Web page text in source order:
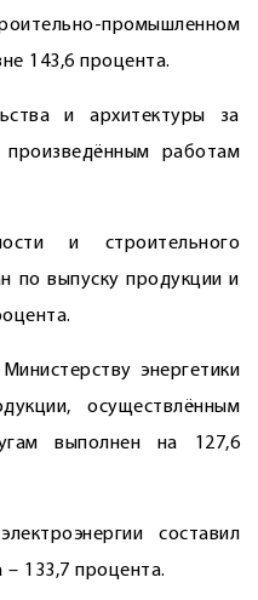
промышленном
143,6 процента.
и архитектуры за
работам
и строительного
по выпуску продукции и
энергетики
осуществлённым
выполнен на 127,6
составил
– 133,7 процента.